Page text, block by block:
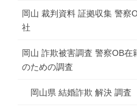
岡山 裁判資料 証拠収集 警察
社
岡山 詐欺被害調査 警察OB在
のための調査
岡山県 結婚詐欺 解決 調査